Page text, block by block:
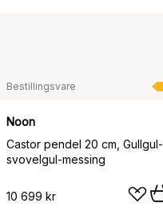
Bestillingsvare
Noon
Castor pendel 20 cm, Gullgul-
svovelgul-messing
10 699 kr